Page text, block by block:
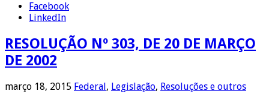
Facebook
LinkedIn
RESOLUÇÃO Nº 303, DE 20 DE MARÇO
DE 2002
março 18, 2015 Federal, Legislação, Resoluções e outros